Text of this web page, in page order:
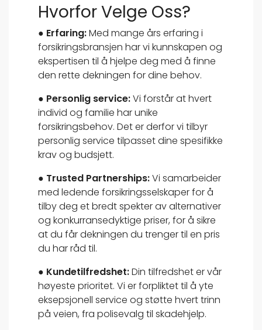
Hvorfor Velge Oss?
● Erfaring:Med mange års erfaring i
forsikringsbransjen har vi kunnskapen og
ekspertisen til å hjelpe deg med å finne
den rette dekningen for dine behov.
● Personlig service:Vi forstår at hvert
individ og familie har unike
forsikringsbehov. Det er derfor vi tilbyr
personlig service tilpasset dine spesifikke
krav og budsjett.
● Trusted Partnerships:Vi samarbeider
med ledende forsikringsselskaper for å
tilby deg et bredt spekter av alternativer
og konkurransedyktige priser, for å sikre
at du får dekningen du trenger til en pris
du har råd til.
● Kundetilfredshet:Din tilfredshet er vår
høyeste prioritet. Vi er forpliktet til å yte
eksepsjonell service og støtte hvert trinn
på veien, fra polisevalg til skadehjelp.